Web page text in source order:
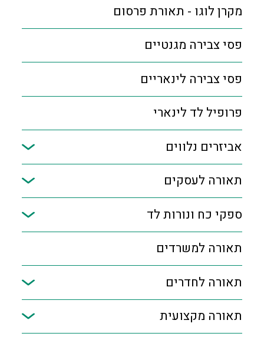
מקרן לוגו - תאורת פרסום
פסי צבירה מגנטיים
פסי צבירה לינאריים
פרופיל לד לינארי
אביזרים נלווים
תאורה לעסקים
ספקי כח ונורות לד
תאורה למשרדים
תאורה לחדרים
תאורה מקצועית